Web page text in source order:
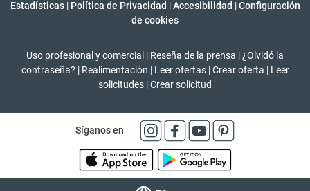
Estadísticas | Política de Privacidad | Accesibilidad | Configuración
de cookies
Uso profesional y comercial | Reseña de la prensa | ¿Olvidó la
contraseña? | Realimentación | Leer ofertas | Crear oferta | Leer
solicitudes |Crear solicitud
Síganos en